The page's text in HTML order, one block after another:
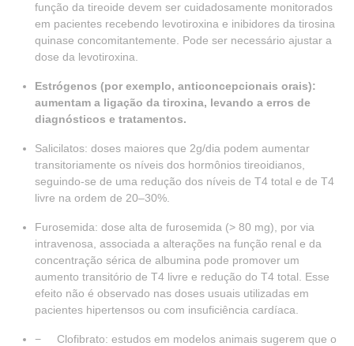
função da tireoide devem ser cuidadosamente monitorados
em pacientes recebendo levotiroxina e inibidores da tirosina
quinase concomitantemente. Pode ser necessário ajustar a
dose da levotiroxina.
Estrógenos (por exemplo, anticoncepcionais orais):
aumentam a ligação da tiroxina, levando a erros de
diagnósticos e tratamentos.
Salicilatos: doses maiores que 2g/dia podem aumentar
transitoriamente os níveis dos hormônios tireoidianos,
seguindo-se de uma redução dos níveis de T4 total e de T4
livre na ordem de 20–30%.
Furosemida: dose alta de furosemida (> 80 mg), por via
intravenosa, associada a alterações na função renal e da
concentração sérica de albumina pode promover um
aumento transitório de T4 livre e redução do T4 total. Esse
efeito não é observado nas doses usuais utilizadas em
pacientes hipertensos ou com insuficiência cardíaca.
− Clofibrato: estudos em modelos animais sugerem que o